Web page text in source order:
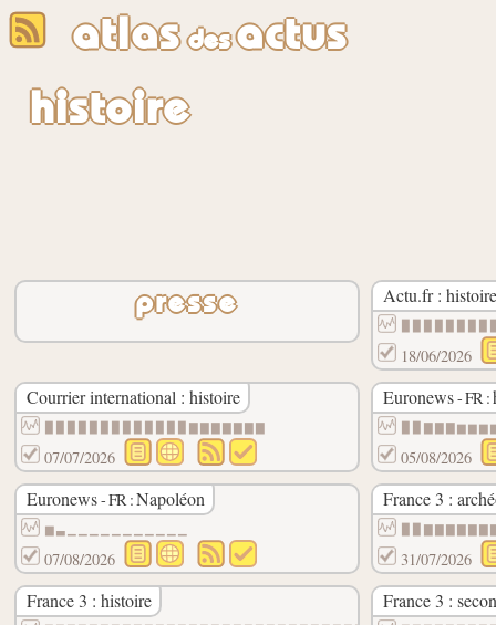
atlasdesactus
histoire
presse Actu.fr :
18/06/2026
Courrier international : histoire
▉▉▉▉▉▉▉▉▉▉▉▉▉▇▇▇▇▇▇▇
07/07/2026
Euronews- FR :
05/08/2026
Euronews- FR :Napoléon
▆▃▁▁▁▁▁▁▁▁▁▁▁
07/08/2026
France 3 :
31/07/2026
France 3 : histoire France 3 :